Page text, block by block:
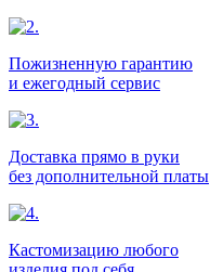
Пожизненную гарантию
и ежегодный сервис
Доставка прямо в руки
без дополнительной платы
Кастомизацию любого